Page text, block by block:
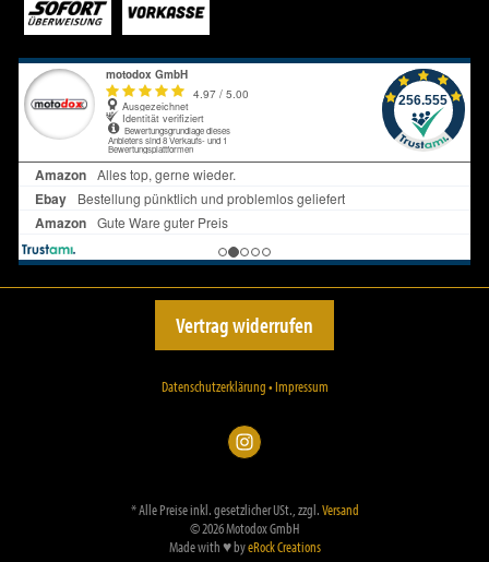
Vertrag widerrufen
Datenschutzerklärung•Impressum
*Alle Preise inkl. gesetzlicher USt., zzgl.Versand
© 2026 Motodox GmbH
Made with♥byeRock Creations